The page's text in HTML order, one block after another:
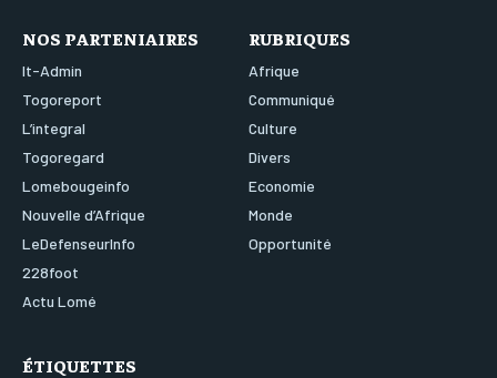
NOS PARTENIAIRES
It-Admin
Togoreport
L’integral
Togoregard
Lomebougeinfo
Nouvelle d’Afrique
LeDefenseurInfo
228foot
Actu Lomé
RUBRIQUES
Afrique
Communiqué
Culture
Divers
Economie
Monde
Opportunité
ÉTIQUETTES